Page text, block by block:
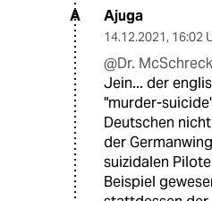
A Ajuga
14.12.2021, 16:02
@Dr.
Jein... der
"murder-
Deutschen
der
suizidalen
Beispiel